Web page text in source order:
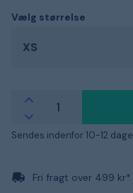
Vælg størrelse
XS
Sendes indenfor 10-12 dage
Fri fragt over 499 kr*